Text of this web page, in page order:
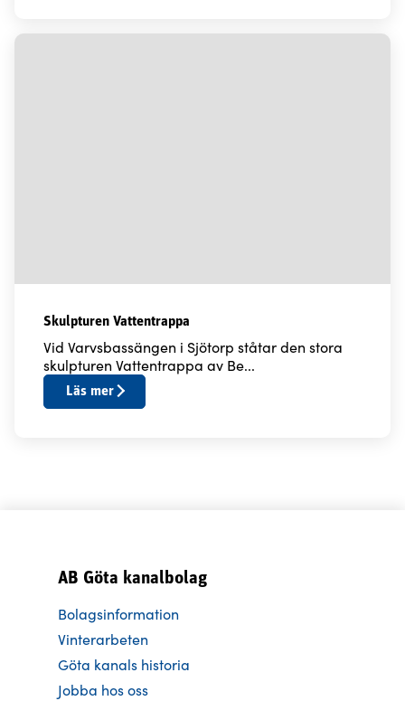
Skulpturen Vattentrappa
Vid Varvsbassängen i Sjötorp ståtar den stora
skulpturen Vattentrappa av Be...
Läs mer
AB Göta kanalbolag
Bolagsinformation
Vinterarbeten
Göta kanals historia
Jobba hos oss